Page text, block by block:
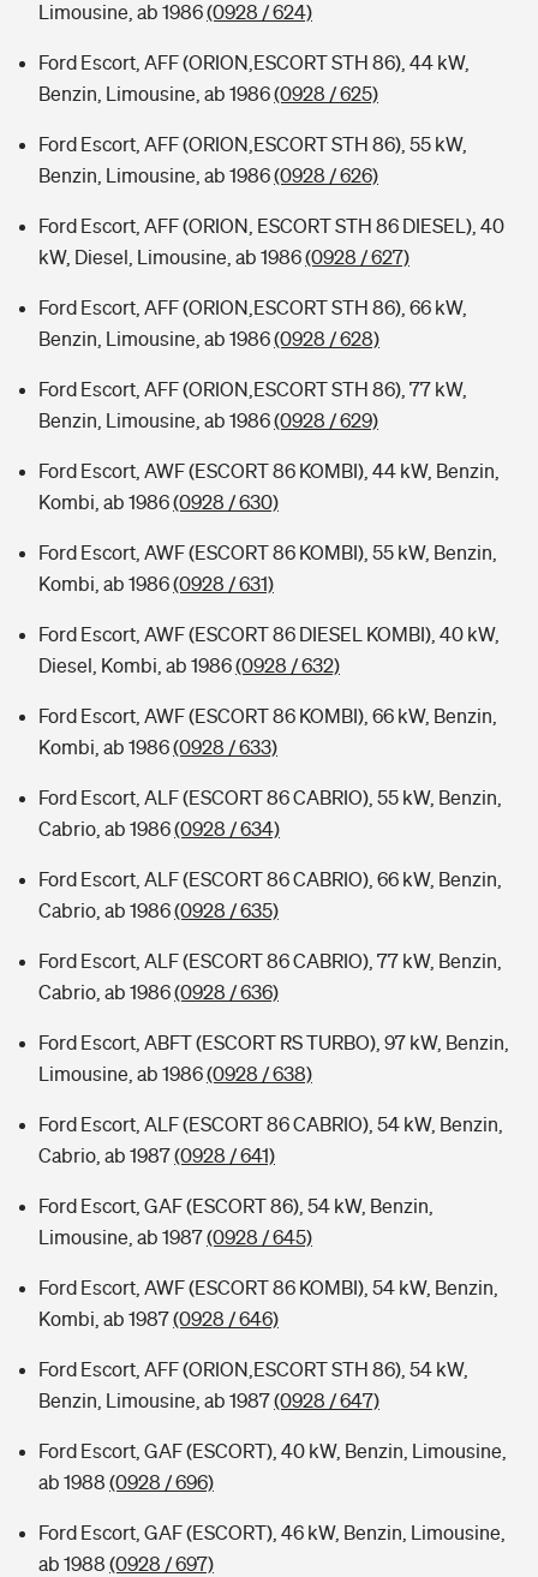
Limousine, ab 1986(0928 / 624)
Ford Escort, AFF (ORION,ESCORT STH 86), 44 kW,
Benzin, Limousine, ab 1986(0928 / 625)
Ford Escort, AFF (ORION,ESCORT STH 86), 55 kW,
Benzin, Limousine, ab 1986(0928 / 626)
Ford Escort, AFF (ORION, ESCORT STH 86 DIESEL), 40
kW, Diesel, Limousine, ab 1986(0928 / 627)
Ford Escort, AFF (ORION,ESCORT STH 86), 66 kW,
Benzin, Limousine, ab 1986(0928 / 628)
Ford Escort, AFF (ORION,ESCORT STH 86), 77 kW,
Benzin, Limousine, ab 1986(0928 / 629)
Ford Escort, AWF (ESCORT 86 KOMBI), 44 kW, Benzin,
Kombi, ab 1986(0928 / 630)
Ford Escort, AWF (ESCORT 86 KOMBI), 55 kW, Benzin,
Kombi, ab 1986(0928 / 631)
Ford Escort, AWF (ESCORT 86 DIESEL KOMBI), 40 kW,
Diesel, Kombi, ab 1986(0928 / 632)
Ford Escort, AWF (ESCORT 86 KOMBI), 66 kW, Benzin,
Kombi, ab 1986(0928 / 633)
Ford Escort, ALF (ESCORT 86 CABRIO), 55 kW, Benzin,
Cabrio, ab 1986(0928 / 634)
Ford Escort, ALF (ESCORT 86 CABRIO), 66 kW, Benzin,
Cabrio, ab 1986(0928 / 635)
Ford Escort, ALF (ESCORT 86 CABRIO), 77 kW, Benzin,
Cabrio, ab 1986(0928 / 636)
Ford Escort, ABFT (ESCORT RS TURBO), 97 kW, Benzin,
Limousine, ab 1986(0928 / 638)
Ford Escort, ALF (ESCORT 86 CABRIO), 54 kW, Benzin,
Cabrio, ab 1987(0928 / 641)
Ford Escort, GAF (ESCORT 86), 54 kW, Benzin,
Limousine, ab 1987(0928 / 645)
Ford Escort, AWF (ESCORT 86 KOMBI), 54 kW, Benzin,
Kombi, ab 1987(0928 / 646)
Ford Escort, AFF (ORION,ESCORT STH 86), 54 kW,
Benzin, Limousine, ab 1987(0928 / 647)
Ford Escort, GAF (ESCORT), 40 kW, Benzin, Limousine,
ab 1988 (0928 / 696)
Ford Escort, GAF (ESCORT), 46 kW, Benzin, Limousine,
ab 1988 (0928 / 697)